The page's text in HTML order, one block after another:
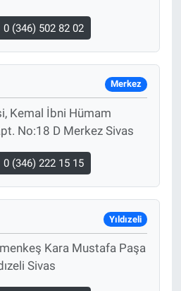
0 (346) 502 82 02
Merkez
Kemal İbni Hümam
No:18 D Merkez Sivas
0 (346) 222 15 15
Yıldızeli
Kara Mustafa Paşa
Sivas